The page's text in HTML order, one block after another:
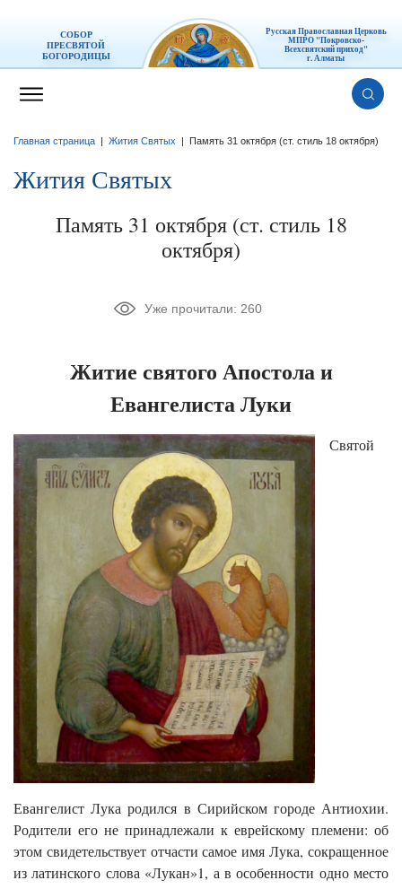
СОБОР
ПРЕСВЯТОЙ
БОГОРОДИЦЫ
Русская Православная Церковь
МПРО "Покровско-
Всехсвятский приход"
г. Алматы
Главная страница Жития Святых Память 31 октября (ст. стиль 18 октября)
Жития Святых
Память 31 октября (ст. стиль 18
октября)
Уже прочитали: 260
Житие святого Апостола и
Евангелиста Луки
Святой
Евангелист Лука родился в Сирийском городе Антиохии.
Родители его не принадлежали к еврейскому племени: об
этом свидетельствует отчасти самое имя Лука, сокращенное
из латинского слова «Лукан»1, а в особенности одно место